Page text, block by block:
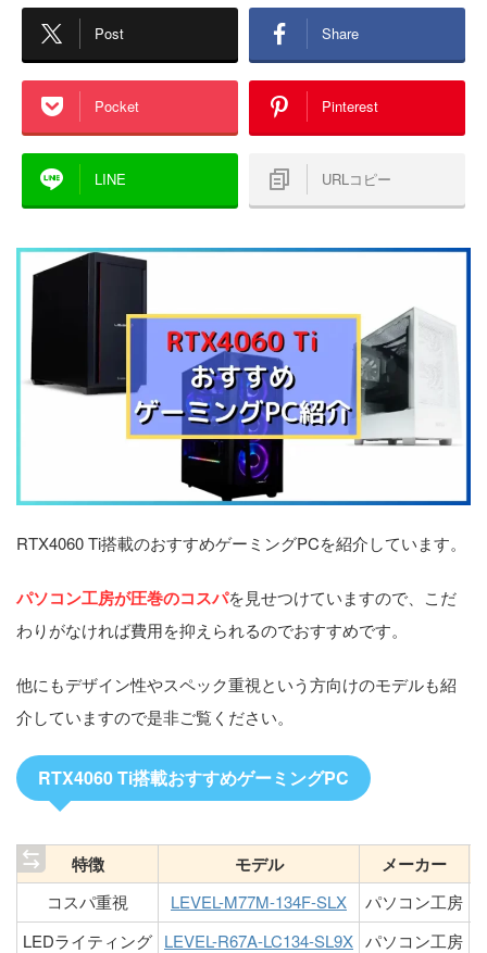
Post Share
Pocket Pinterest
LINE URLコピー
RTX4060 Ti搭載のおすすめゲーミングPCを紹介しています。
パソコン工房が圧巻のコスパを見せつけていますので、こだ
わりがなければ費用を抑えられるのでおすすめです。
他にもデザイン性やスペック重視という方向けのモデルも紹
介していますので是非ご覧ください。
RTX4060 Ti搭載おすすめゲーミングPC
特徴 モデル メーカー
コスパ重視
LEVEL-M77M-134F-SLX
パソコン工房
LEDライティング LEVEL-R67A-LC134-SL9X パソコン工房